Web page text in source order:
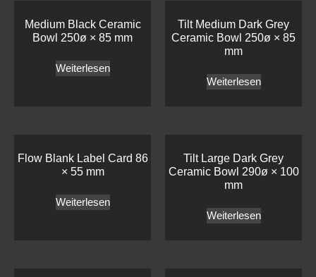
Medium Black Ceramic
Bowl 250ø × 85 mm
Weiterlesen
Tilt Medium Dark Grey
Ceramic Bowl 250ø × 85
mm
Weiterlesen
Flow Blank Label Card 86
× 55 mm
Weiterlesen
Tilt Large Dark Grey
Ceramic Bowl 290ø × 100
mm
Weiterlesen